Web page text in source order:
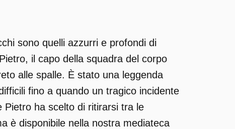
sono quelli azzurri e profondi di
il capo della squadra del corpo
alle spalle. È stato una leggenda
fino a quando un tragico incidente
Pietro ha scelto di ritirarsi tra le
è disponibile nella nostra mediateca